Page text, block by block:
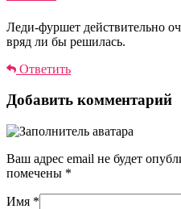
Леди-фуршет действительно
вряд ли бы решилась.
Ответить
Добавить комментарий
Ваш адрес email не будет
помечены *
Имя *